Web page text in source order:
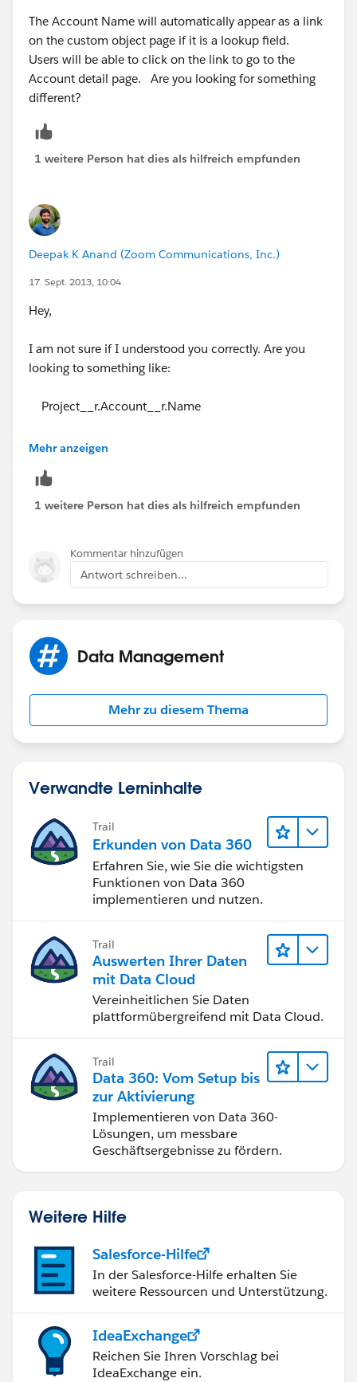
The Account Name will automatically appear as a link
on the custom object page if it is a lookup field.
Users will be able to click on the link to go to the
Account detail page. Are you looking for something
different?
1 weitere Person hat dies als hilfreich empfunden
Deepak K Anand (‎‎‎‎‎‎Zoom Communications, Inc.)
17. Sept. 2013, 10:04
Hey,
I am not sure if I understood you correctly. Are you
looking to something like:
Project__r.Account__r.Name
Note:
(i) Be sure to be on the Advanced Formula tab.
find 'Account >' from the list and select it. From the
last box, select 'Name'.
Best,
Deepak
Mehr anzeigen
1 weitere Person hat dies als hilfreich empfunden
Kommentar hinzufügen
Antwort schreiben...
Data Management
Mehr zu diesem Thema
Verwandte Lerninhalte
Trail
Erkunden von Data 360
Erfahren Sie, wie Sie die wichtigsten
Funktionen von Data 360
implementieren und nutzen.
Trail
Auswerten Ihrer Daten
mit Data Cloud
Vereinheitlichen Sie Daten
plattformübergreifend mit Data Cloud.
Trail
Data 360: Vom Setup bis
zur Aktivierung
Implementieren von Data 360-
Lösungen, um messbare
Geschäftsergebnisse zu fördern.
Weitere Hilfe
Salesforce-Hilfe
In der Salesforce-Hilfe erhalten Sie
weitere Ressourcen und Unterstützung.
IdeaExchange
Reichen Sie Ihren Vorschlag bei
IdeaExchange ein.